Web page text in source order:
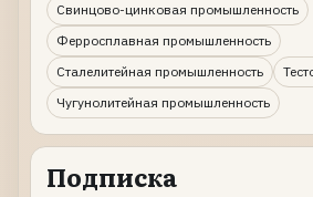
Свинцово-цинковая промышленность
Ферросплавная промышленность
Сталелитейная промышленность
Чугунолитейная промышленность
Подписка